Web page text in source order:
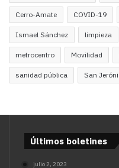
Cerro-Amate COVID-19
Ismael Sánchez limpieza
metrocentro Movilidad
sanidad pública San
Últimos boletines
julio 2, 2023